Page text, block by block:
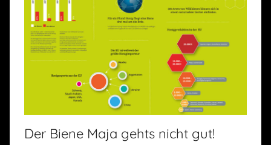
Der Biene Maja gehts nicht gut!